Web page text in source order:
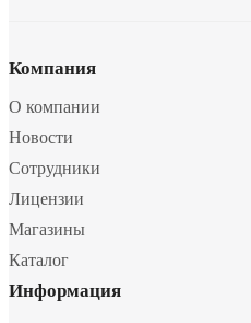
Компания
О компании
Новости
Сотрудники
Лицензии
Магазины
Каталог
Информация